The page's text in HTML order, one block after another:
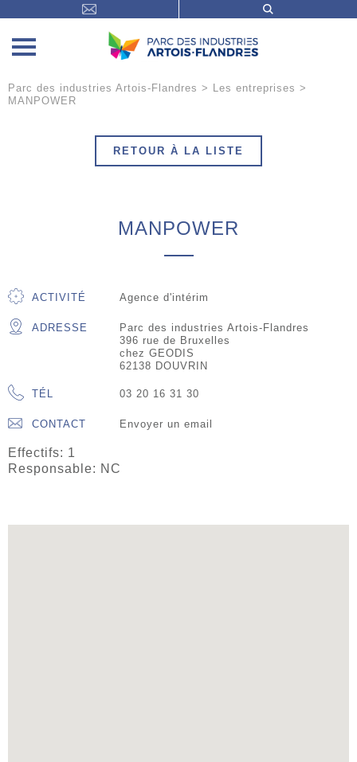
Parc des industries Artois-Flandres > Les entreprises >
MANPOWER
RETOUR À LA LISTE
MANPOWER
ACTIVITÉ Agence d'intérim
ADRESSE
Parc des industries Artois-Flandres
396 rue de Bruxelles
chez GEODIS
62138 DOUVRIN
TÉL 03 20 16 31 30
CONTACT Envoyer un email
Effectifs: 1
Responsable: NC